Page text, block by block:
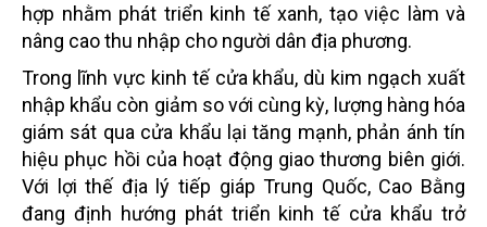
hợp nhằm phát triển kinh tế xanh, tạo việc làm và
nâng cao thu nhập cho người dân địa phương.
Trong lĩnh vực kinh tế cửa khẩu, dù kim ngạch xuất
nhập khẩu còn giảm so với cùng kỳ, lượng hàng hóa
giám sát qua cửa khẩu lại tăng mạnh, phản ánh tín
hiệu phục hồi của hoạt động giao thương biên giới.
Với lợi thế địa lý tiếp giáp Trung Quốc, Cao Bằng
đang định hướng phát triển kinh tế cửa khẩu trở